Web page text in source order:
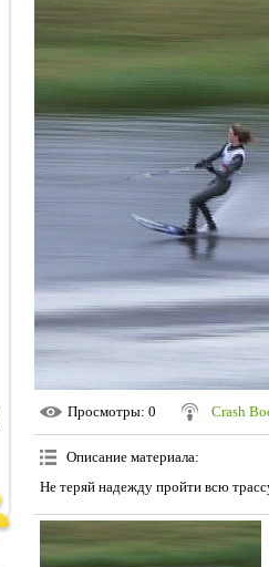
Просмотры: 0 Crash
Описание материала:
Не теряй надежду пройти всю